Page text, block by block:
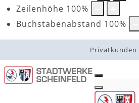
Zeilenhöhe 100%
Buchstabenabstand 100%
Privatkunden